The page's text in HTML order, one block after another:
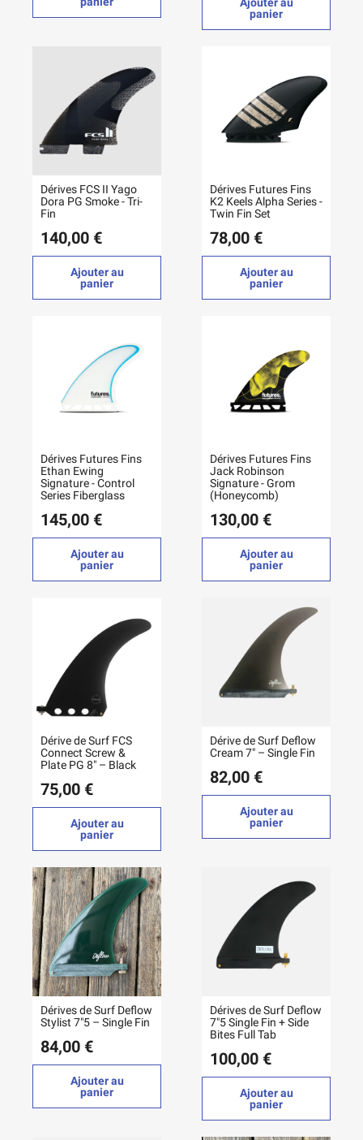
Ajouter au
panier
Dérives FCS II Yago
Dora PG Smoke - Tri-
Fin
140,00 €
Ajouter au
panier
Dérives Futures Fins
K2 Keels Alpha Series -
Twin Fin Set
78,00 €
Ajouter au
panier
Dérives Futures Fins
Ethan Ewing
Signature - Control
Series Fiberglass
145,00 €
Ajouter au
panier
Dérives Futures Fins
Jack Robinson
Signature - Grom
(Honeycomb)
130,00 €
Ajouter au
panier
Dérive de Surf FCS
Connect Screw &
Plate PG 8" – Black
75,00 €
Ajouter au
panier
Dérive de Surf Deflow
Cream 7" – Single Fin
82,00 €
Ajouter au
panier
Dérives de Surf Deflow
Stylist 7"5 – Single Fin
84,00 €
Ajouter au
panier
Dérives de Surf Deflow
7"5 Single Fin + Side
Bites Full Tab
100,00 €
Ajouter au
panier